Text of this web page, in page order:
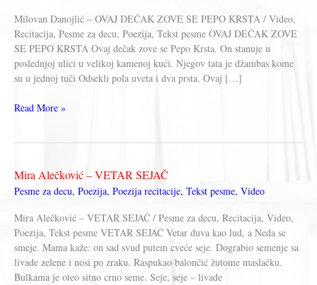
Milovan Danojlić – OVAJ DEČAK ZOVE SE PEPO KRSTA / Video,
Recitacija, Pesme za decu, Poezija, Tekst pesme OVAJ DEČAK ZOVE
SE PEPO KRSTA Ovaj dečak zove se Pepo Krsta. On stanuje u
poslednjoj ulici u velikoj kamenoj kući. Njegov tata je džambas kome
su u jednoj tuči Odsekli pola uveta i dva prsta. Ovaj […]
Milovan
ZOVE
SE
KRSTA
Read More »
Mira Alečković – VETAR SEJAČ
Pesme za decu, Poezija, Poezija recitacije, Tekst pesme, Video
Mira Alečković – VETAR SEJAČ / Pesme za decu, Recitacija, Video,
Poezija, Tekst pesme VETAR SEJAČ Vetar duva kao lud, a Neda se
smeje. Mama kaže: on sad svud putem cveće seje. Dograbio semenje sa
livade zelene i nosi po zraku. Raspukao balončić žutome maslačku.
Bulkama je oteo sitno crno seme. Seje, seje – livade